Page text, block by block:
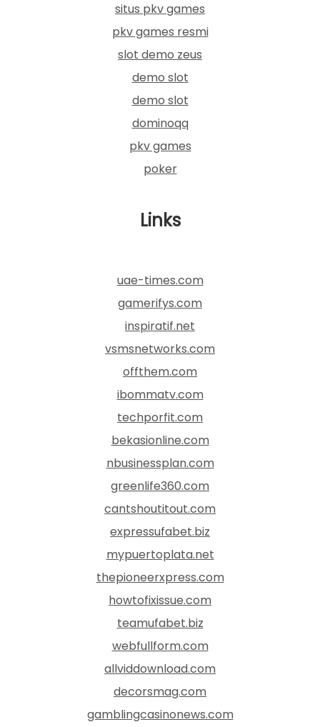
situs pkv games
pkv games resmi
slot demo zeus
demo slot
demo slot
dominoqq
pkv games
poker
Links
uae-times.com
gamerifys.com
inspiratif.net
vsmsnetworks.com
offthem.com
ibommatv.com
techporfit.com
bekasionline.com
nbusinessplan.com
greenlife360.com
cantshoutitout.com
expressufabet.biz
mypuertoplata.net
thepioneerxpress.com
howtofixissue.com
teamufabet.biz
webfullform.com
allviddownload.com
decorsmag.com
gamblingcasinonews.com